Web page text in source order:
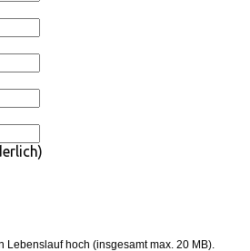
Lebenslauf hoch (insgesamt max. 20 MB).